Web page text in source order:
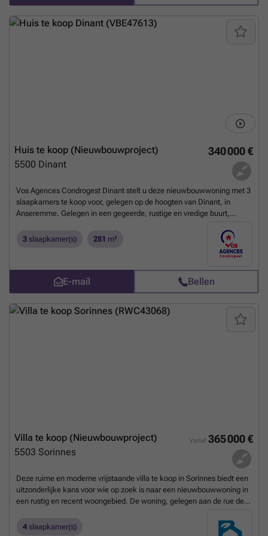
aansluitingskosten. Voorzieningen en troeven: PEB A+ ; zonnepanelen
; regenwaterput van 4.500 liter ; PVC-ramen ; gasketel en
vloerverwarming ; sleutel-op-de-deur woning. Beslaglegging: Nee /
340 000 €
Huis te koop (Nieuwbouwproject)
5500 Dinant
Vos Agences Condrogest Dinant stelt u deze nieuwbouwwoning met 3
slaapkamers te koop voor, gelegen op de hoogten van Dinant, in
Anseremme. Gelegen in een gegeerde, rustige en vredige buurt,
volledige oppervlakte), kwaliteitsmaterialen, energiezuinigheid
(vloerverwarming), en een adembenemend uitzicht. Perceel van 12 a
54 ca. Indeling: Kelders over de volledige oppervlakte (76 m²)
Gelijkvloers: inkomhal, apart toilet, woonkamer, eetkamer, keuken,
garage en terras Eerste verdieping: nachthal, 3 slaapkamers en
badkamer Prijs: € 340.000 excl. BTW en exclusief aansluitingskosten.
Voorzieningen en troeven : zonnepanelen ; regenwaterput van 4.500
liter ; PVC-ramen ; gasketel en vloerverwarming ; sleutel-op-de-deur
3 slaapkamer(s) 281 m²
E-mail Bellen
Vanaf 365 000 €
Villa te koop (Nieuwbouwproject)
5503 Sorinnes
Deze ruime en moderne vrijstaande villa te koop in Sorinnes biedt een
uitzonderlijke kans voor wie op zoek is naar een nieuwbouwwoning in
een rustig en recent woongebied. De woning, gelegen aan de rue des
oppervlakte van 173 m², verdeeld over een praktische indeling met
4 slaapkamer(s)